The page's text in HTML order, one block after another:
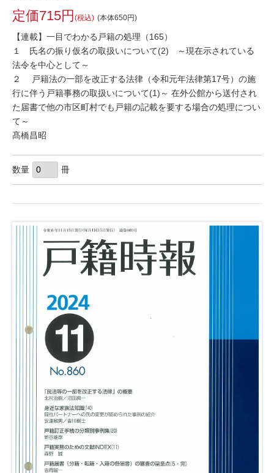
定価715円 (税込) (本体650円)
【連載】一目でわかる戸籍の処理（165）
１ 氏名の振り仮名の取扱いについて(2) ～現在示されている
法令を中心として～
２ 戸籍法の一部を改正する法律（令和元年法律第17号）の施
行に伴う戸籍事務の取扱いについて(1)～ 在外公館から送付され
た届書で他の市区町村でも戸籍の記載を要する場合の処理につい
て～
髙橋昌昭
数量 冊